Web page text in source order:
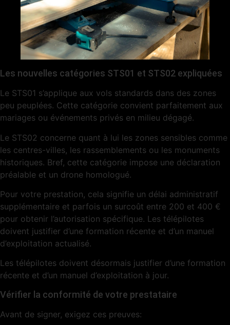
Les nouvelles catégories STS01 et STS02 expliquées
Le STS01 s’applique aux vols standards dans des zones
peu peuplées. Cette catégorie convient parfaitement aux
mariages ou événements privés en milieu dégagé.
Le STS02 concerne quant à lui les zones sensibles comme
les centres-villes, les rassemblements ou les monuments
historiques. Bref, cette catégorie impose une déclaration
préalable et un drone homologué.
Pour votre prestation, cela signifie un délai administratif
supplémentaire et parfois un surcoût entre 200 et 400 €
pour obtenir l’autorisation spécifique. Les télépilotes
doivent justifier d’une formation récente et d’un manuel
d’exploitation actualisé.
Les télépilotes doivent désormais justifier d’une formation
récente et d’un manuel d’exploitation à jour.
Vérifier la conformité de votre prestataire
Avant de signer, exigez ces preuves: